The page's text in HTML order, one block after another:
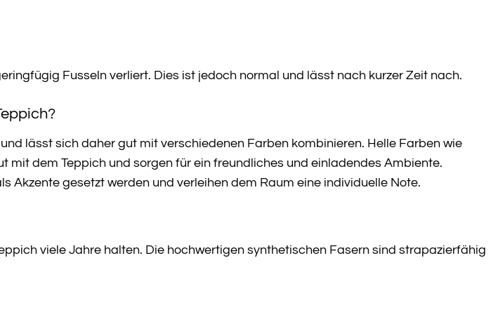
Fusseln verliert. Dies ist jedoch normal und lässt nach kurzer Zeit nach.
lässt sich daher gut mit verschiedenen Farben kombinieren. Helle Farben wie
mit dem Teppich und sorgen für ein freundliches und einladendes Ambiente.
Akzente gesetzt werden und verleihen dem Raum eine individuelle Note.
viele Jahre halten. Die hochwertigen synthetischen Fasern sind strapazierfähig